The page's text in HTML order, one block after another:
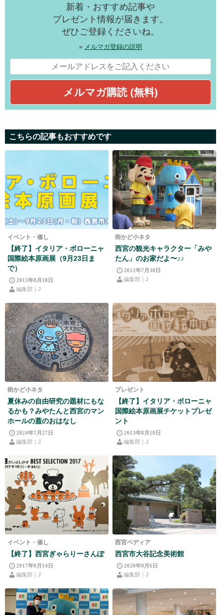
新着・おすすめ記事や
プレゼント情報が届きます。
ぜひご登録くださいね。
» メルマガ登録の説明
こちらの記事もおすすめです
イベント・催し
【終了】イタリア・ボローニャ
国際絵本原画展（9月23日ま
で）
2013年8月18日
編集部｜J
街かど小ネタ
西宮の観光キャラクター「みや
たん」のお家だよ〜♪♪
2012年7月30日
編集部｜J
街かど小ネタ
夏休みの自由研究の題材にもな
るかも？みやたんと西宮のマン
ホールの蓋のおはなし
2024年7月27日
編集部｜J
プレゼント
【終了】イタリア・ボローニャ
国際絵本原画展チケットプレゼ
ント
2013年8月18日
編集部｜J
イベント・催し
【終了】西宮ぎゃらりーさんぽ
2017年9月14日
編集部｜J
西宮ペディア
西宮市大谷記念美術館
2020年9月6日
編集部｜J